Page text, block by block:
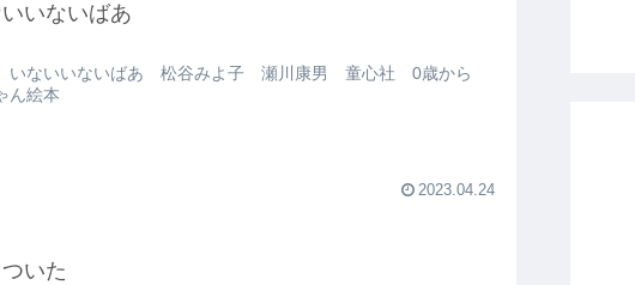
いないばあ
ないいないばあ 松谷みよ子 瀬川康男 童心社 0歳から
ん絵本
2023.04.24
いた